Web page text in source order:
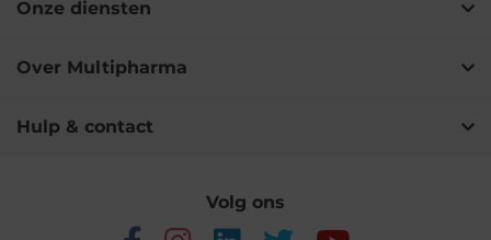
Onze diensten
Over Multipharma
Hulp & contact
Volg ons